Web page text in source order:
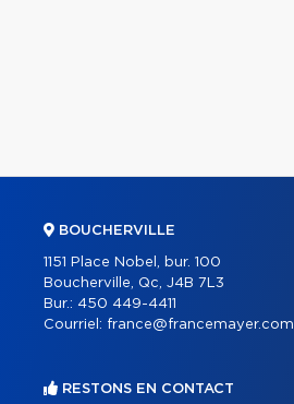
BOUCHERVILLE
1151 Place Nobel, bur. 100
Boucherville, Qc, J4B 7L3
Bur.: 450 449-4411
Courriel: france@francemayer.com
RESTONS EN CONTACT